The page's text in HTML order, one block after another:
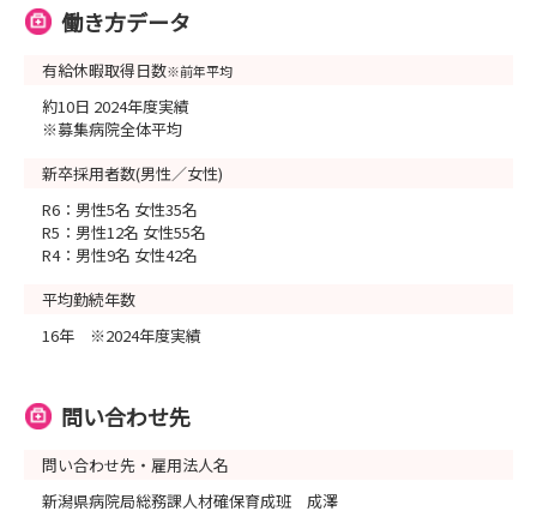
働き方データ
有給休暇取得日数※前年平均
約10日 2024年度実績
※募集病院全体平均
新卒採用者数(男性／女性)
R6：男性5名 女性35名
R5：男性12名 女性55名
R4：男性9名 女性42名
平均勤続年数
16年 ※2024年度実績
問い合わせ先
問い合わせ先・雇用法人名
新潟県病院局総務課人材確保育成班 成澤